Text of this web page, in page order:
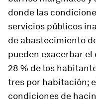
donde las
servicios públicos
de abastecimiento
pueden exacerbar el
28 % de los
tres por habitación;
condiciones de